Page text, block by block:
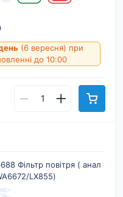
(6 вересня) при
до 10:00
Фільтр повітря ( анал
LX855)